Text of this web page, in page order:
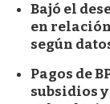
Bajó el
en
según
Pagos de
subsidios